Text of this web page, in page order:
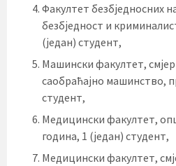
Факултет безбједносних
безбједност и
(један) студент,
Машински факултет,
саобраћајно машинство,
студент,
Медицински факултет,
година, 1 (један) студент,
Медицински факултет,